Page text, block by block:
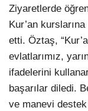
Ziyaretlerde
Kur’an
etti. Öztaş,
evlatlarımız,
ifadelerini
başarılar diledi.
ve manevi destek